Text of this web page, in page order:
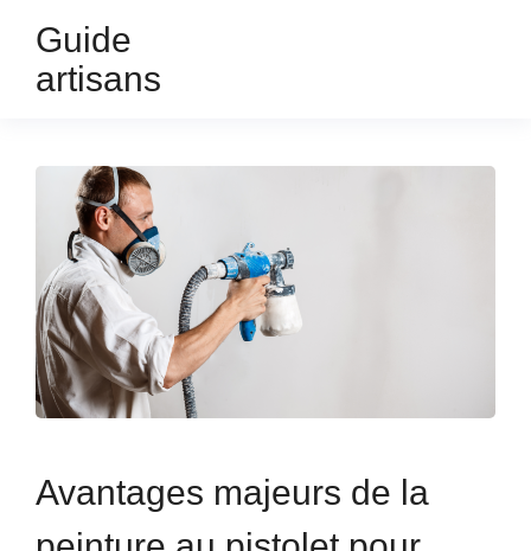
Guide
artisans
Avantages majeurs de la